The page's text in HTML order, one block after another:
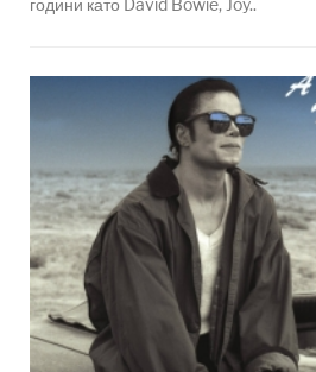
години като David Bowie, Joy..